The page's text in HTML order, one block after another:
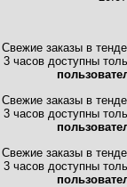
Свежие заказы в
3 часов доступны
Свежие заказы в
3 часов доступны
Свежие заказы в
3 часов доступны